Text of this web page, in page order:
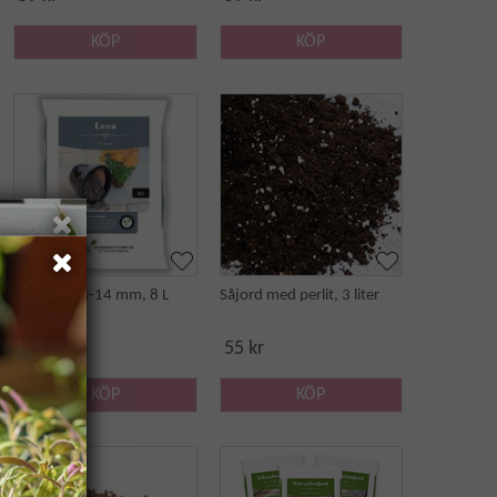
KÖP KÖP
Lecakulor 8-14 mm, 8 L
KÖP
Såjord med perlit, 3 liter
55 kr
KÖP